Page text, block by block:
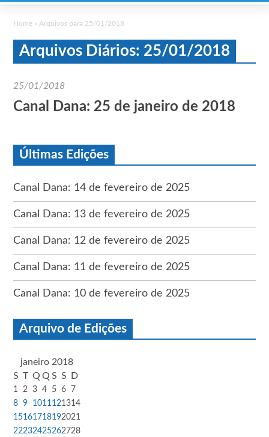
Home » Arquivos para 25/01/2018
Arquivos Diários: 25/01/2018
25/01/2018
Canal Dana: 25 de janeiro de 2018
Últimas Edições
Canal Dana: 14 de fevereiro de 2025
Canal Dana: 13 de fevereiro de 2025
Canal Dana: 12 de fevereiro de 2025
Canal Dana: 11 de fevereiro de 2025
Canal Dana: 10 de fevereiro de 2025
Arquivo de Edições
janeiro 2018
S T Q Q S S D
1 2 3 4 5 6
7
8 9 1011 121314
15161718192021
22232425262728